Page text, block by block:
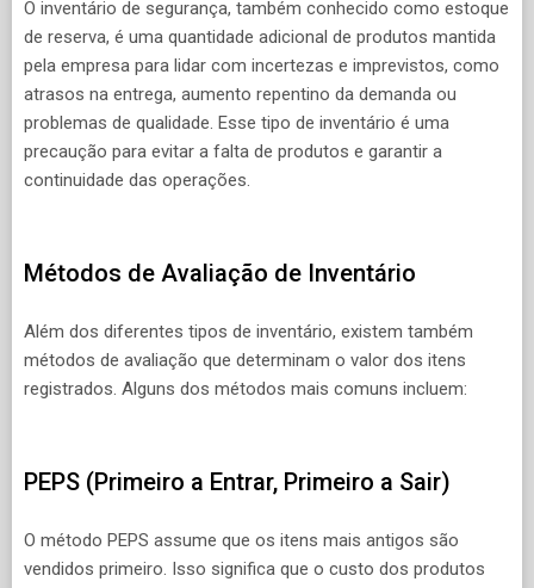
O inventário de segurança, também conhecido como estoque
de reserva, é uma quantidade adicional de produtos mantida
pela empresa para lidar com incertezas e imprevistos, como
atrasos na entrega, aumento repentino da demanda ou
problemas de qualidade. Esse tipo de inventário é uma
precaução para evitar a falta de produtos e garantir a
continuidade das operações.
Métodos de Avaliação de Inventário
Além dos diferentes tipos de inventário, existem também
métodos de avaliação que determinam o valor dos itens
registrados. Alguns dos métodos mais comuns incluem:
PEPS (Primeiro a Entrar, Primeiro a Sair)
O método PEPS assume que os itens mais antigos são
vendidos primeiro. Isso significa que o custo dos produtos